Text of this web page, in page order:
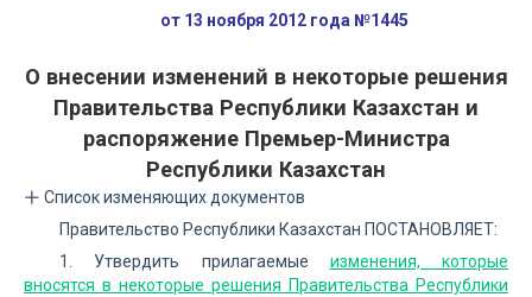
от 13 ноября 2012 года №1445
О внесении изменений в некоторые решения
Правительства Республики Казахстан и
распоряжение Премьер-Министра
Республики Казахстан
Список изменяющих документов
Правительство Республики Казахстан ПОСТАНОВЛЯЕТ:
1. Утвердить прилагаемые изменения, которые
вносятся в некоторые решения Правительства Республики